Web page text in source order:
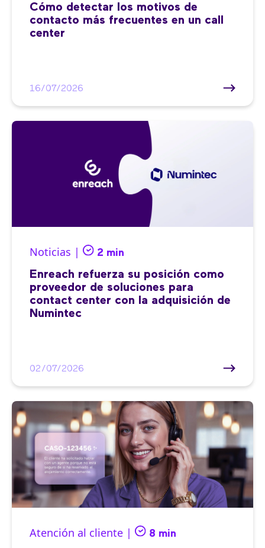
Cómo detectar los motivos de
contacto más frecuentes en un call
center
16/07/2026
Noticias | 2 min
Enreach refuerza su posición como
proveedor de soluciones para
contact center con la adquisición de
Numintec
02/07/2026
Atención al cliente | 8 min